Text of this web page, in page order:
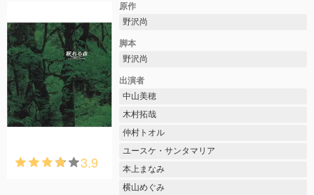
3.9
原作
野沢尚
脚本
野沢尚
出演者
中山美穂
木村拓哉
仲村トオル
ユースケ・サンタマリア
本上まなみ
横山めぐみ